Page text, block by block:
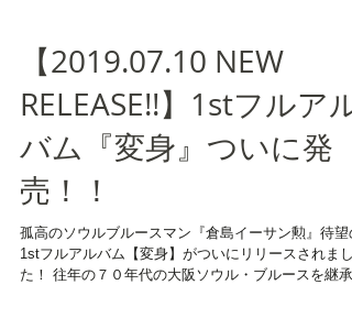
【2019.07.10 NEW
RELEASE!!】1stフルアル
バム『変身』ついに発
売！！
孤高のソウルブルースマン『倉島イーサン勲』待望